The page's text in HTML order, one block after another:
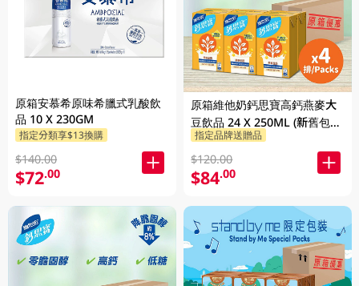
原箱安慕希原味希臘式乳酸飲
品 10 X 230GM
指定分類享$13換購
$140.00
$72.00
原箱維他奶鈣思寶高鈣燕麥大
豆飲品 24 X 250ML (新舊包裝
隨機發貨)
指定品牌送贈品
$120.00
$84.00